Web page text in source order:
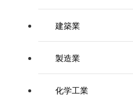
建築業
製造業
化学工業